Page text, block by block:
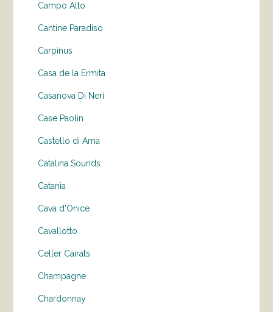
Campo Alto
Cantine Paradiso
Carpinus
Casa de la Ermita
Casanova Di Neri
Case Paolin
Castello di Ama
Catalina Sounds
Catania
Cava d'Onice
Cavallotto
Celler Cairats
Champagne
Chardonnay